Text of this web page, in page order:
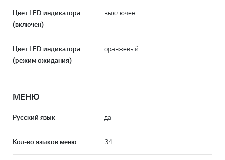
Цвет LED индикатора
(включен)
выключен
Цвет LED индикатора
(режим ожидания)
оранжевый
МЕНЮ
Русский язык да
Кол-во языков меню 34